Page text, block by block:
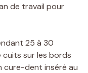
de travail pour
25 à 30
sur les bords
cure-dent inséré au